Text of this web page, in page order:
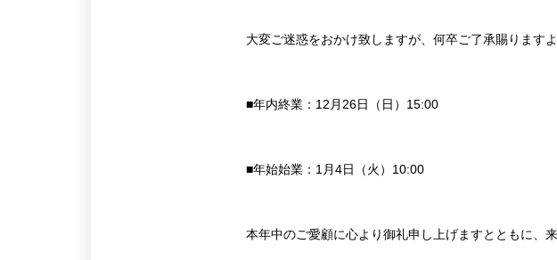
大変ご迷惑をおかけ致しますが、何卒ご了承賜ります
■年内終業：12月26日（日）15:00
■年始始業：1月4日（火）10:00
本年中のご愛顧に心より御礼申し上げますとともに、